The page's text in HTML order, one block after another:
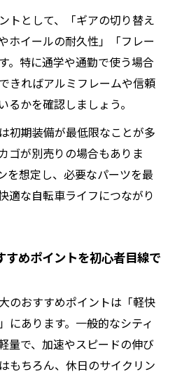
ク安いモデルと高価格帯
イクと他車種の使い分けポ
クロスバイクの魅力とは
クカゴ付きがおすすめな
ク通学利用で得られるメ
ク安いモデルのデイリー
トとして、「ギアの切り替え
ホイールの耐久性」「フレー
。特に通学や通勤で使う場合
きればアルミフレームや信頼
るかを確認しましょう。
初期装備が最低限なことが多
ゴが別売りの場合もありま
を想定し、必要なパーツを最
適な自転車ライフにつながり
すめポイントを初心者目線で
のおすすめポイントは「軽快
にあります。一般的なシティ
量で、加速やスピードの伸び
もちろん、休日のサイクリン